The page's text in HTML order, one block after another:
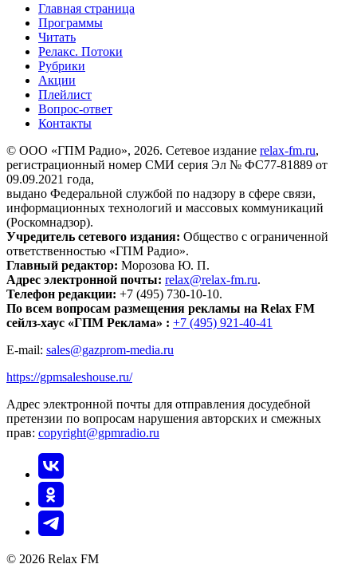
Главная страница
Программы
Читать
Релакс. Потоки
Рубрики
Акции
Плейлист
Вопрос-ответ
Контакты
© ООО «ГПМ Радио», 2026. Сетевое издание relax-fm.ru,
регистрационный номер СМИ серия Эл № ФС77-81889 от
09.09.2021 года,
выдано Федеральной службой по надзору в сфере связи,
информационных технологий и массовых коммуникаций
(Роскомнадзор).
Учредитель сетевого издания: Общество с ограниченной
ответственностью «ГПМ Радио».
Главный редактор: Морозова Ю. П.
Адрес электронной почты: relax@relax-fm.ru.
Телефон редакции: +7 (495) 730-10-10.
По всем вопросам размещения рекламы на Relax FM
сейлз-хаус «ГПМ Реклама» : +7 (495) 921-40-41
E-mail: sales@gazprom-media.ru
https://gpmsaleshouse.ru/
Адрес электронной почты для отправления досудебной
претензии по вопросам нарушения авторских и смежных
прав: copyright@gpmradio.ru
© 2026 Relax FM